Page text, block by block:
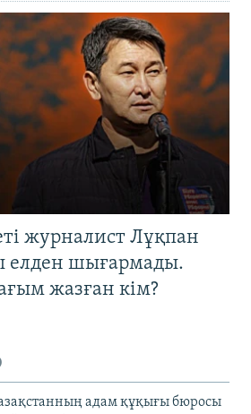
журналист Лұқпан
елден шығармады.
жазған кім?
адам құқығы бюросы